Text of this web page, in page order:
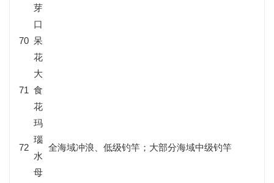
芽
70
口
呆
花
71
大
食
花
72
玛
瑙
水
母
全海域冲浪、低级钓竿；大部分海域中级钓竿